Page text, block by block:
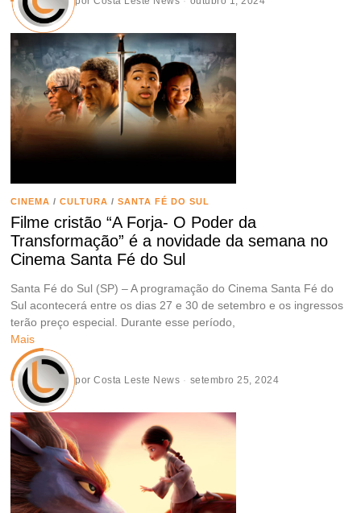
CINEMA / CULTURA / SANTA FÉ DO SUL
Filme cristão “A Forja- O Poder da
Transformação” é a novidade da semana no
Cinema Santa Fé do Sul
Santa Fé do Sul (SP) – A programação do Cinema Santa Fé do
Sul acontecerá entre os dias 27 e 30 de setembro e os ingressos
terão preço especial. Durante esse período,
Mais
porCosta Leste News setembro 25, 2024